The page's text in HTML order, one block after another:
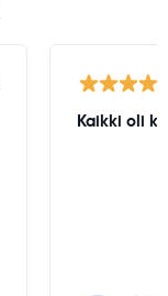
Kaikki oli